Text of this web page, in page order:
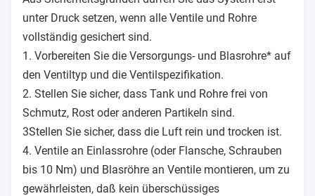
unter Druck setzen, wenn alle Ventile und Rohre
vollständig gesichert sind.
1. Vorbereiten Sie die Versorgungs- und Blasrohre* auf
den Ventiltyp und die Ventilspezifikation.
2. Stellen Sie sicher, dass Tank und Rohre frei von
Schmutz, Rost oder anderen Partikeln sind.
3Stellen Sie sicher, dass die Luft rein und trocken ist.
4. Ventile an Einlassrohre (oder Flansche, Schrauben
bis 10 Nm) und Blasröhre an Ventile montieren, um zu
gewährleisten, daß kein überschüssiges